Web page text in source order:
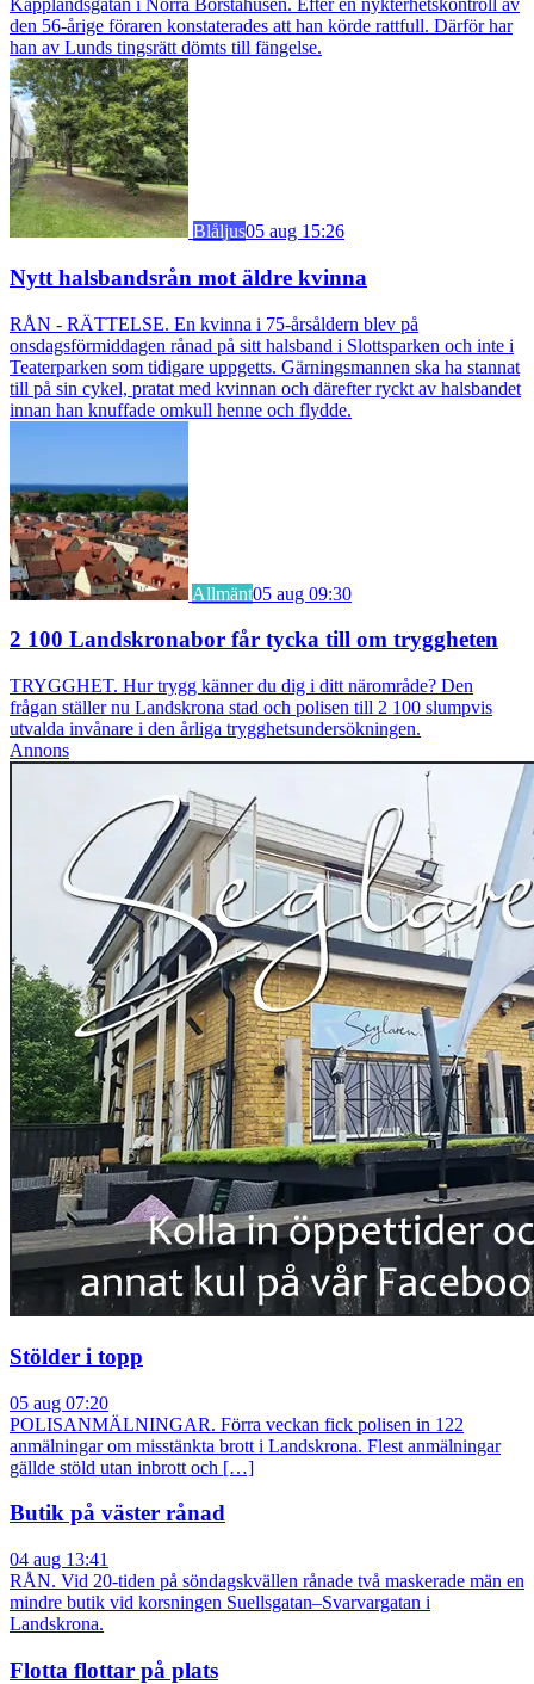
Kapplandsgatan i Norra Borstahusen. Efter en nykterhetskontroll av
den 56-årige föraren konstaterades att han körde rattfull. Därför har
han av Lunds tingsrätt dömts till fängelse.
Blåljus05 aug 15:26
Nytt halsbandsrån mot äldre kvinna
RÅN - RÄTTELSE. En kvinna i 75-årsåldern blev på
onsdagsförmiddagen rånad på sitt halsband i Slottsparken och inte i
Teaterparken som tidigare uppgetts. Gärningsmannen ska ha stannat
till på sin cykel, pratat med kvinnan och därefter ryckt av halsbandet
innan han knuffade omkull henne och flydde.
Allmänt05 aug 09:30
2 100 Landskronabor får tycka till om tryggheten
TRYGGHET. Hur trygg känner du dig i ditt närområde? Den
frågan ställer nu Landskrona stad och polisen till 2 100 slumpvis
utvalda invånare i den årliga trygghetsundersökningen.
Annons
Stölder i topp
05 aug 07:20
POLISANMÄLNINGAR. Förra veckan fick polisen in 122
anmälningar om misstänkta brott i Landskrona. Flest anmälningar
gällde stöld utan inbrott och […]
Butik på väster rånad
04 aug 13:41
RÅN. Vid 20-tiden på söndagskvällen rånade två maskerade män en
mindre butik vid korsningen Suellsgatan–Svarvargatan i
Landskrona.
Flotta flottar på plats